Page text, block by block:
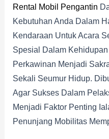
Rental Mobil Pengantin
Kebutuhan Anda Dalam
Kendaraan Untuk Acara
Spesial Dalam
Perkawinan Menjadi
Sekali Seumur Hidup.
Agar Sukses Dalam
Menjadi Faktor Penting
Penunjang Mobilitas